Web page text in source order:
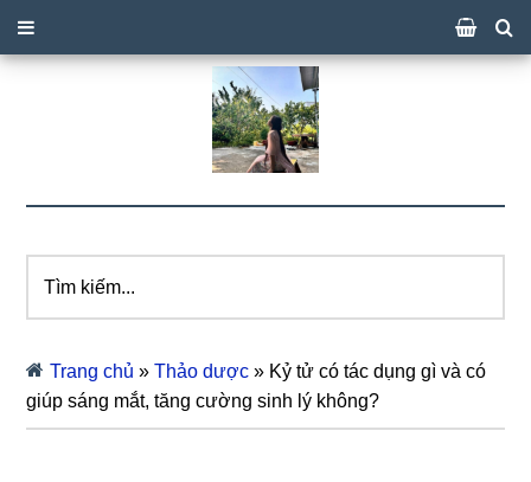
kiếm...
Trang chủ »Thảo dược » Kỷ tử có tác dụng gì và có
giúp sáng mắt, tăng cường sinh lý không?